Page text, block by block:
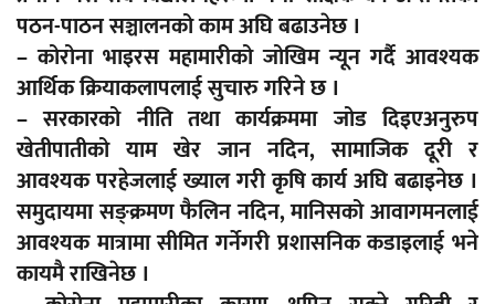
पठन-पाठन सञ्चालनको काम अघि बढाउनेछ ।
– कोरोना भाइरस महामारीको जोखिम न्यून गर्दै आवश्यक
आर्थिक क्रियाकलापलाई सुचारु गरिने छ ।
– सरकारको नीति तथा कार्यक्रममा जोड दिइएअनुरुप
खेतीपातीको याम खेर जान नदिन, सामाजिक दूरी र
आवश्यक परहेजलाई ख्याल गरी कृषि कार्य अघि बढाइनेछ ।
समुदायमा सङ्क्रमण फैलिन नदिन, मानिसको आवागमनलाई
आवश्यक मात्रामा सीमित गर्नेगरी प्रशासनिक कडाइलाई भने
कायमै राखिनेछ ।